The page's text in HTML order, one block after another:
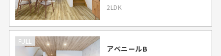
2LDK
FULL
アベニールB